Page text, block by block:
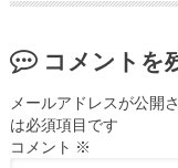
コメントを
メールアドレスが公開
は必須項目です
コメント ※